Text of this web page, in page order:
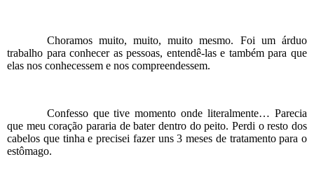
Choramos muito, muito, muito mesmo. Foi um árduo
trabalho para conhecer as pessoas, entendê-las e também para que
elas nos conhecessem e nos compreendessem.
Confesso que tive momento onde literalmente… Parecia
que meu coração pararia de bater dentro do peito. Perdi o resto dos
cabelos que tinha e precisei fazer uns 3 meses de tratamento para o
estômago.